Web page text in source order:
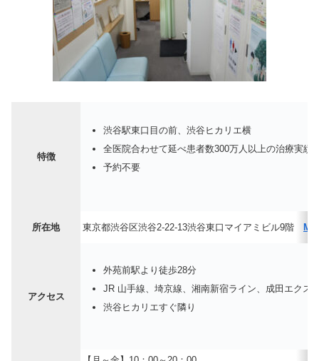
特徴
渋谷駅東口目の前、渋谷ヒカリエ横
全医院合わせて延べ患者数300万人以上の治療実績
予約不要
所在地 東京都渋谷区渋谷2-22-13渋谷東口マイアミビル9階
アクセス
外苑前駅より徒歩28分
JR 山手線、埼京線、湘南新宿ライン、成田エクス
渋谷ヒカリエすぐ隣り